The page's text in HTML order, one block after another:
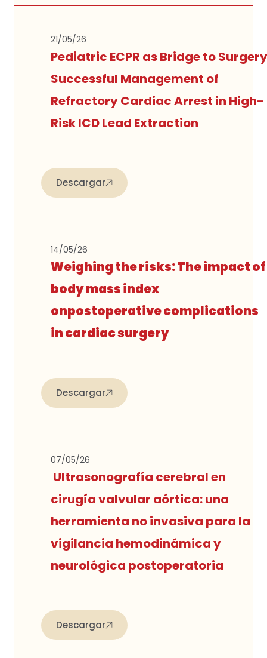
21/05/26
Pediatric ECPR as Bridge to
Successful Management of
Refractory Cardiac Arrest in High-
Risk ICD Lead Extraction
Descargar
14/05/26
Weighing the risks: The impact of
body mass index
onpostoperative complications
in cardiac surgery
Descargar
07/05/26
Ultrasonografía cerebral en
cirugía valvular aórtica: una
herramienta no invasiva para la
vigilancia hemodinámica y
neurológica postoperatoria
Descargar